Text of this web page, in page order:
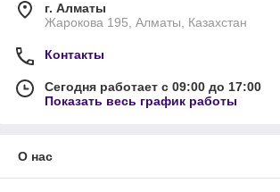
г. Алматы
Жарокова 195, Алматы, Казахстан
Контакты
Сегодня работает с 09:00 до 17:00
Показать весь график работы
О нас